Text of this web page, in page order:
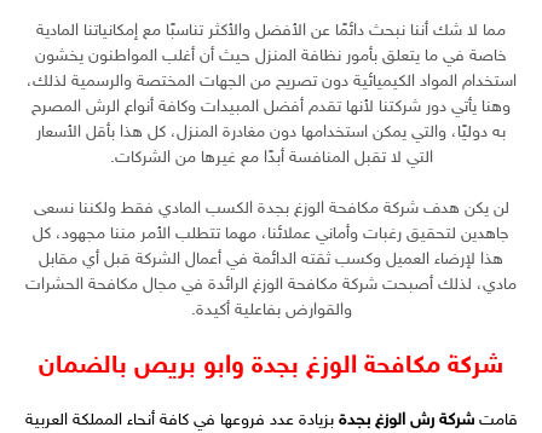
مما لا شك أننا نبحث دائمًا عن الأفضل والأكثر تناسبًا مع إمكانياتنا المادية
خاصة في ما يتعلق بأمور نظافة المنزل حيث أن أغلب المواطنون يخشون
استخدام المواد الكيميائية دون تصريح من الجهات المختصة والرسمية لذلك،
وهنا يأتي دور شركتنا لأنها تقدم أفضل المبيدات وكافة أنواع الرش المصرح
به دوليًا، والتي يمكن استخدامها دون مغادرة المنزل، كل هذا بأقل الأسعار
التي لا تقبل المنافسة أبدًا مع غيرها من الشركات.
لن يكن هدف شركة مكافحة الوزغ بجدة الكسب المادي فقط ولكننا نسعى
جاهدين لتحقيق رغبات وأماني عملائنا، مهما تتطلب الأمر مننا مجهود، كل
هذا لإرضاء العميل وكسب ثقته الدائمة في أعمال الشركة قبل أي مقابل
مادي، لذلك أصبحت شركة مكافحة الوزغ الرائدة في مجال مكافحة الحشرات
والقوارض بفاعلية أكيدة.
شركة مكافحة الوزغ بجدة وابو بريص بالضمان
قامتشركة رش الوزغ بجدة بزيادة عدد فروعها في كافة أنحاء المملكة العربية